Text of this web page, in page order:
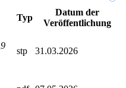
Typ
Datum der
Veröffentlichung
stp 31.03.2026